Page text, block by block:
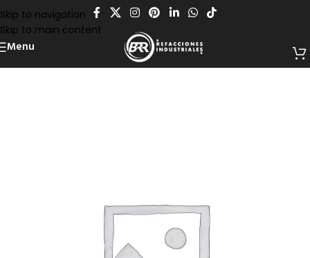
Skip to navigation
Skip to main content
Menu